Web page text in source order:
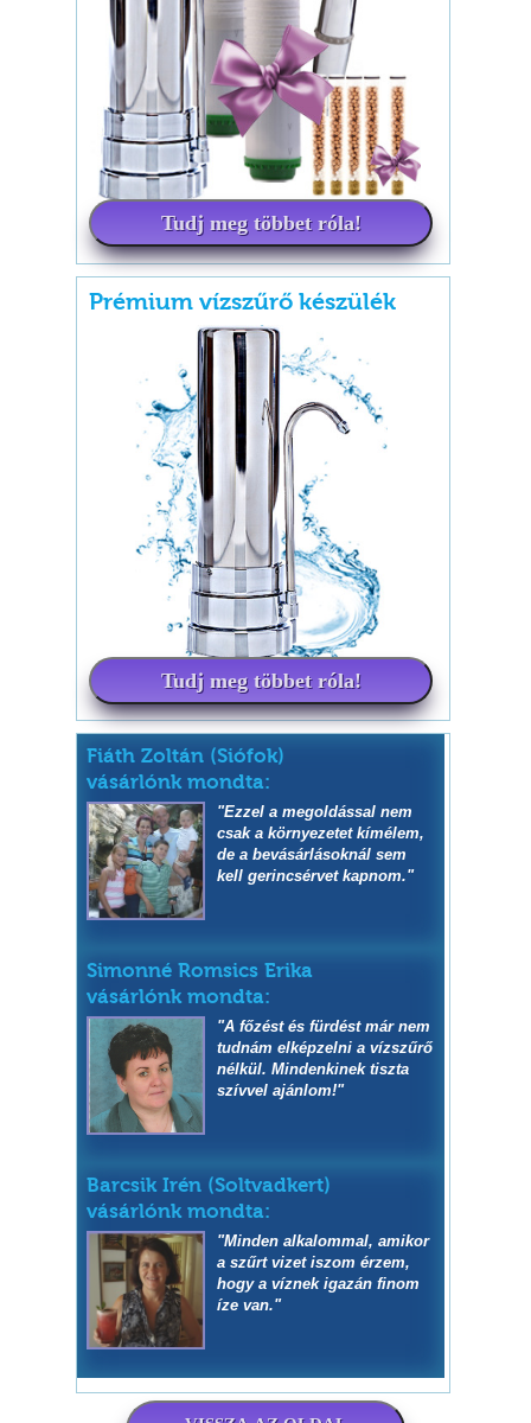
Tudj meg többet róla!
Prémium vízszűrő készülék
Tudj meg többet róla!
Fiáth Zoltán (Siófok)
vásárlónk mondta:
"Ezzel a megoldással nem
csak a környezetet kímélem,
de a bevásárlásoknál sem
kell gerincsérvet kapnom."
Simonné Romsics Erika
vásárlónk mondta:
"A főzést és fürdést már nem
tudnám elképzelni a vízszűrő
nélkül. Mindenkinek tiszta
szívvel ajánlom!"
Barcsik Irén (Soltvadkert)
vásárlónk mondta:
"Minden alkalommal, amikor
a szűrt vizet iszom érzem,
hogy a víznek igazán finom
íze van."